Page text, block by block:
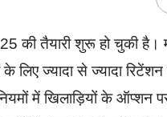
की तैयारी शुरू हो चुकी है।
के लिए ज्यादा से ज्यादा
में खिलाड़ियों के